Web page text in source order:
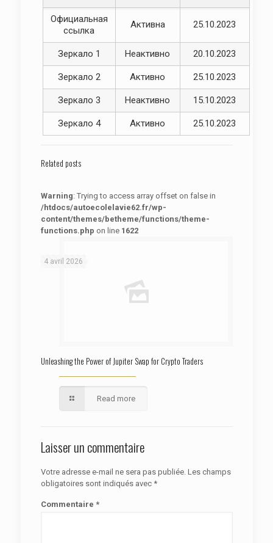
Официальная
ссылка
Активна 25.10.2023
Зеркало 1 Неактивно 20.10.2023
Зеркало 2 Активно 25.10.2023
Зеркало 3 Неактивно 15.10.2023
Зеркало 4 Активно 25.10.2023
Related posts
Warning: Trying to access array offset on false in
/htdocs/autoecolelavie62.fr/wp-
content/themes/betheme/functions/theme-
functions.php on line 1622
4 avril 2026
Unleashing the Power of Jupiter Swap for Crypto Traders
Read more
Laisser un commentaire
Votre adresse e-mail ne sera pas publiée. Les champs
obligatoires sont indiqués avec *
Commentaire *